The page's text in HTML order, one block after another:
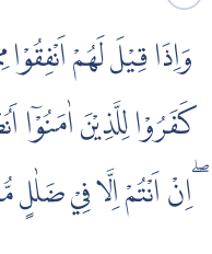
وَاِذَا قِيْلَ لَهُمْ
كَفَرُوْا لِلَّذِيْنَ اٰمَنُوْٓا
ۖاِنْ اَنْتُمْ اِلَّا فِيْ ضَلٰلٍ